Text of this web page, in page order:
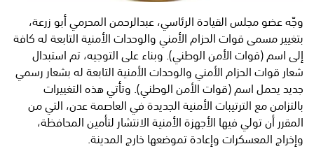
وجّه عضو مجلس القيادة الرئاسي، عبدالرحمن المحرمي أبو زرعة،
بتغيير مسمى قوات الحزام الأمني والوحدات الأمنية التابعة له كافة
إلى اسم (قوات الأمن الوطني). وبناء على التوجيه، تم استبدال
شعار قوات الحزام الأمني والوحدات الأمنية التابعة له بشعار رسمي
جديد يحمل اسم (قوات الأمن الوطني). وتأتي هذه التغييرات
بالتزامن مع الترتيبات الأمنية الجديدة في العاصمة عدن، التي من
المقرر أن تولي فيها الأجهزة الأمنية الانتشار لتأمين المحافظة،
وإخراج المعسكرات وإعادة تموضعها خارج المدينة.